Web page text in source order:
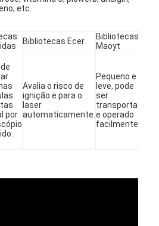
etc.
Bibliotecas Ecer
Bibliotecas
Maoyt
por
Avalia o risco de
ignição e para o
laser
automaticamente.
Pequeno e
leve, pode
ser
transportado
e operado
facilmente.